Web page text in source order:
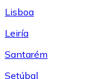
Lisboa
Leiría
Santarém
Setúbal